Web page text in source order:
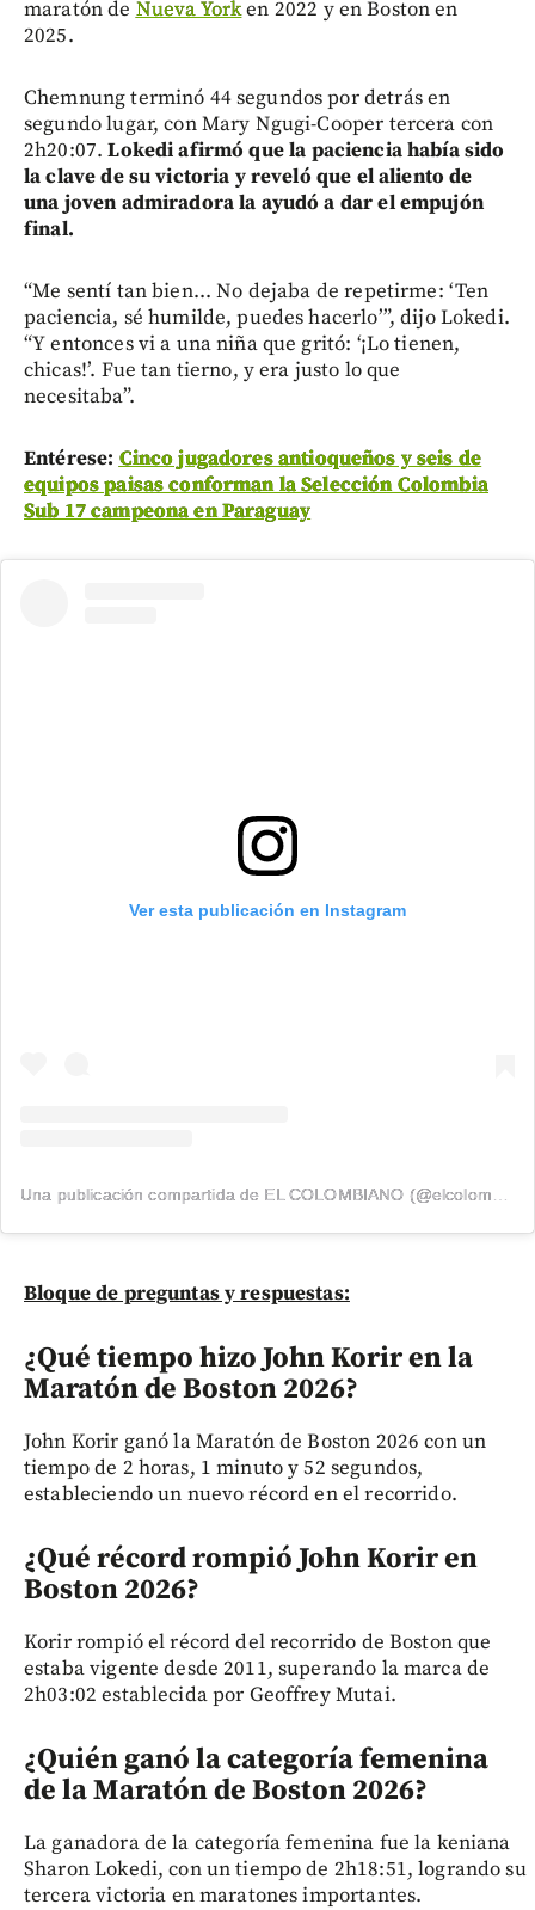
maratón de Nueva Yorken 2022 y en Boston en
2025.
Chemnung terminó 44 segundos por detrás en
segundo lugar, con Mary Ngugi-Cooper tercera con
2h20:07. Lokedi afirmó que la paciencia había sido
la clave de su victoria y reveló que el aliento de
una joven admiradora la ayudó a dar el empujón
final.
“Me sentí tan bien... No dejaba de repetirme: ‘Ten
paciencia, sé humilde, puedes hacerlo’”, dijo Lokedi.
“Y entonces vi a una niña que gritó: ‘¡Lo tienen,
chicas!’. Fue tan tierno, y era justo lo que
necesitaba”.
Entérese: Cinco jugadores antioqueños y seis de
equipos paisas conforman la Selección Colombia
Sub 17 campeona en Paraguay
Ver esta publicación en Instagram
Bloque de preguntas y respuestas:
¿Qué tiempo hizo John Korir en la
Maratón de Boston 2026?
John Korir ganó la Maratón de Boston 2026 con un
tiempo de 2 horas, 1 minuto y 52 segundos,
estableciendo un nuevo récord en el recorrido.
¿Qué récord rompió John Korir en
Boston 2026?
Korir rompió el récord del recorrido de Boston que
estaba vigente desde 2011, superando la marca de
2h03:02 establecida por Geoffrey Mutai.
¿Quién ganó la categoría femenina
de la Maratón de Boston 2026?
La ganadora de la categoría femenina fue la keniana
Sharon Lokedi, con un tiempo de 2h18:51, logrando su
tercera victoria en maratones importantes.